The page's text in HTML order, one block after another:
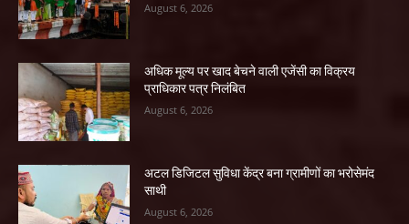
August 6, 2026
अधिक मूल्य पर खाद बेचने वाली एजेंसी का विक्रय
प्राधिकार पत्र निलंबित
August 6, 2026
अटल डिजिटल सुविधा केंद्र बना ग्रामीणों का भरोसेमंद
साथी
August 6, 2026